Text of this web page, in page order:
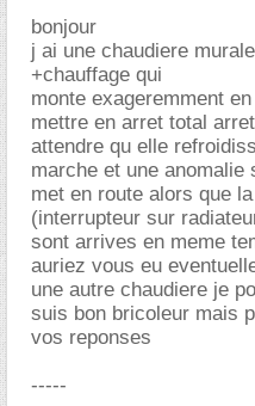
bonjour
j ai une chaudiere
+chauffage qui
monte exageremment
mettre en arret total
attendre qu elle
marche et une
met en route alors que
(interrupteur sur
sont arrives en meme
auriez vous eu
une autre chaudiere je
suis bon bricoleur mais
vos reponses
-----